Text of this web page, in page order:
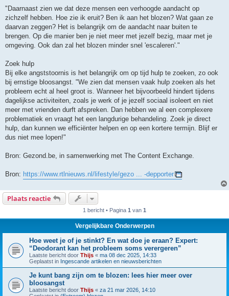
"Daarnaast zien we dat deze mensen een verhoogde aandacht op
zichzelf hebben. Hoe zie ik eruit? Ben ik aan het blozen? Wat gaan ze
daarvan zeggen? Het is belangrijk om de aandacht naar buiten te
brengen. Op die manier ben je niet meer met jezelf bezig, maar met je
omgeving. Ook dan zal het blozen minder snel 'escaleren'."
Zoek hulp
Bij elke angststoornis is het belangrijk om op tijd hulp te zoeken, zo ook
bij ernstige bloosangst. "We zien dat mensen vaak hulp zoeken als het
probleem echt al heel groot is. Wanneer het bijvoorbeeld hindert tijdens
dagelijkse activiteiten, zoals je werk of je jezelf sociaal isoleert en niet
meer met vrienden durft afspreken. Dan hebben we al een complexere
problematiek en vraagt het een langdurige behandeling. Zoek je direct
hulp, dan kunnen we efficiënter helpen en op een kortere termijn. Blijf er
dus niet mee lopen!"
Bron: Gezond.be, in samenwerking met The Content Exchange.
Bron: https://www.rtlnieuws.nl/lifestyle/gezo ... -depporter
Plaats reactie
1 bericht • Pagina 1 van 1
Vergelijkbare Onderwerpen
Hoe weet je of je stinkt? En wat doe je eraan? Expert:
“Deodorant kan het probleem soms verergeren”
Laatste bericht door Thijs « ma 08 dec 2025, 14:33
Geplaatst in Ingescande artikelen en nieuwsberichten
Je kunt bang zijn om te blozen: lees hier meer over
bloosangst
Laatste bericht door Thijs « za 21 mar 2026, 14:10